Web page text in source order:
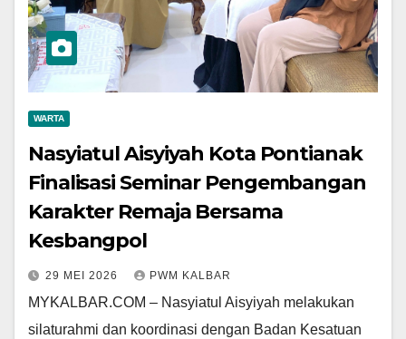
WARTA
Nasyiatul Aisyiyah Kota Pontianak
Finalisasi Seminar Pengembangan
Karakter Remaja Bersama
Kesbangpol
29 MEI 2026 PWM KALBAR
MYKALBAR.COM – Nasyiatul Aisyiyah melakukan
silaturahmi dan koordinasi dengan Badan Kesatuan